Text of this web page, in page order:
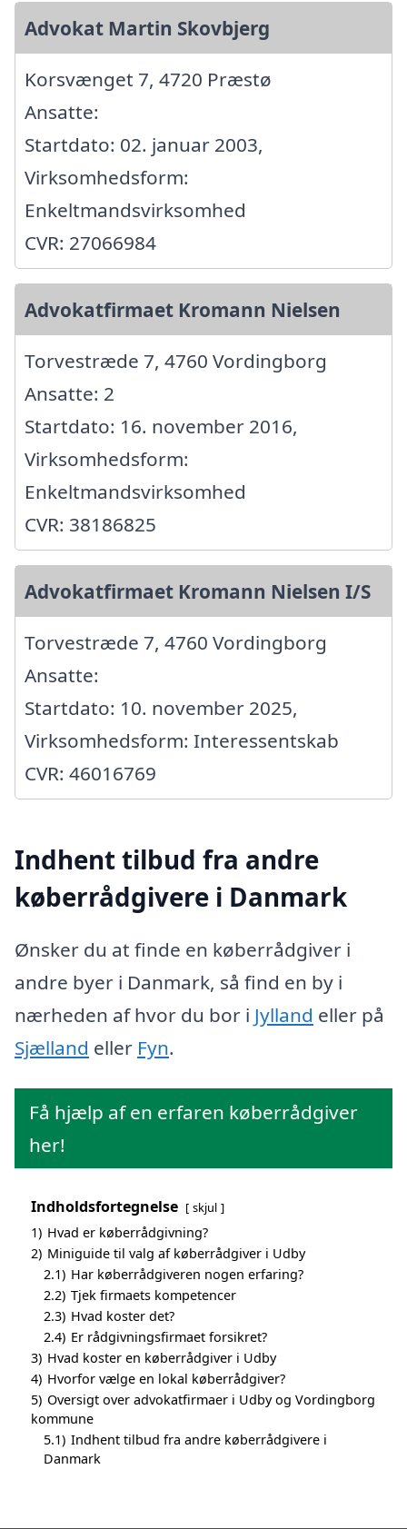
Advokat Martin Skovbjerg
Korsvænget 7, 4720 Præstø
Ansatte:
Startdato: 02. januar 2003,
Virksomhedsform:
Enkeltmandsvirksomhed
CVR: 27066984
Advokatfirmaet Kromann Nielsen
Torvestræde 7, 4760 Vordingborg
Ansatte: 2
Startdato: 16. november 2016,
Virksomhedsform:
Enkeltmandsvirksomhed
CVR: 38186825
Advokatfirmaet Kromann Nielsen I/S
Torvestræde 7, 4760 Vordingborg
Ansatte:
Startdato: 10. november 2025,
Virksomhedsform: Interessentskab
CVR: 46016769
Indhent tilbud fra andre
køberrådgivere i Danmark
Ønsker du at finde en køberrådgiver i
andre byer i Danmark, så find en by i
nærheden af hvor du bor i Jylland eller på
Sjælland eller Fyn.
Få hjælp af en erfaren køberrådgiver
her!
Indholdsfortegnelse skjul
1) Hvad er køberrådgivning?
2) Miniguide til valg af køberrådgiver i Udby
2.1) Har køberrådgiveren nogen erfaring?
2.2) Tjek firmaets kompetencer
2.3) Hvad koster det?
2.4) Er rådgivningsfirmaet forsikret?
3) Hvad koster en køberrådgiver i Udby
4) Hvorfor vælge en lokal køberrådgiver?
5) Oversigt over advokatfirmaer i Udby og Vordingborg
kommune
5.1) Indhent tilbud fra andre køberrådgivere i
Danmark